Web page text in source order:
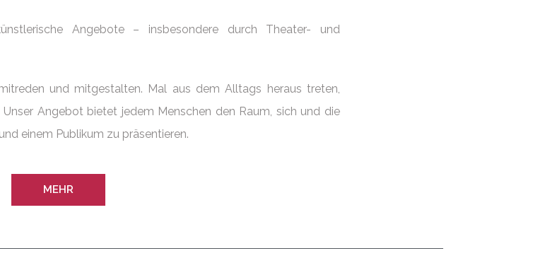
Angebote – insbesondere durch Theater- und
und mitgestalten. Mal aus dem Alltags heraus treten,
Angebot bietet jedem Menschen den Raum, sich und die
einem Publikum zu präsentieren.
MEHR